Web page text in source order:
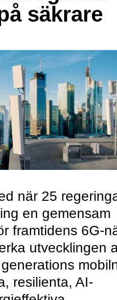
säkrare
när 25
en gemensam
framtidens 6G-
utvecklingen
resilienta, AI-